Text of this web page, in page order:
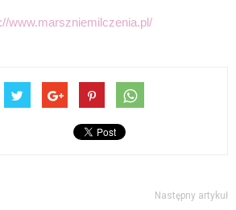
www.marszniemilczenia.pl/
Następny artykuł